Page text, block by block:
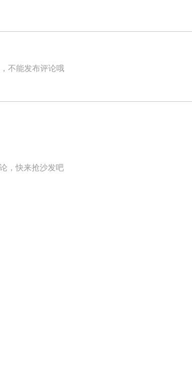
，不能发布评论哦
，快来抢沙发吧